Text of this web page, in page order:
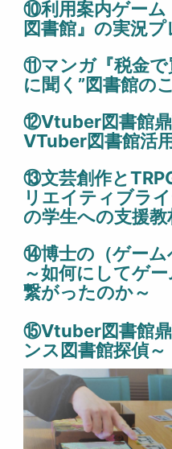
⑩利用案内ゲー
図書館』の実況
⑪マンガ『税金で
に聞く”図書館の
⑫Vtuber図書館
VTuber図書館活
⑬文芸創作と
リエイティブラ
の学生への支援
⑭博士の（ゲー
～如何にしてゲ
繋がったのか～
⑮Vtuber図書館
ンス図書館探偵～